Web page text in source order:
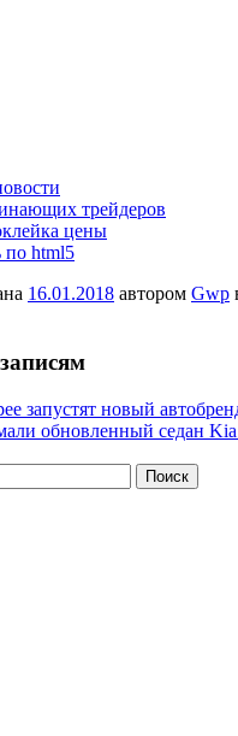
трейдеров
цены
по html5
16.01.2018 автором Gwp
запустят новый
обновленный седан